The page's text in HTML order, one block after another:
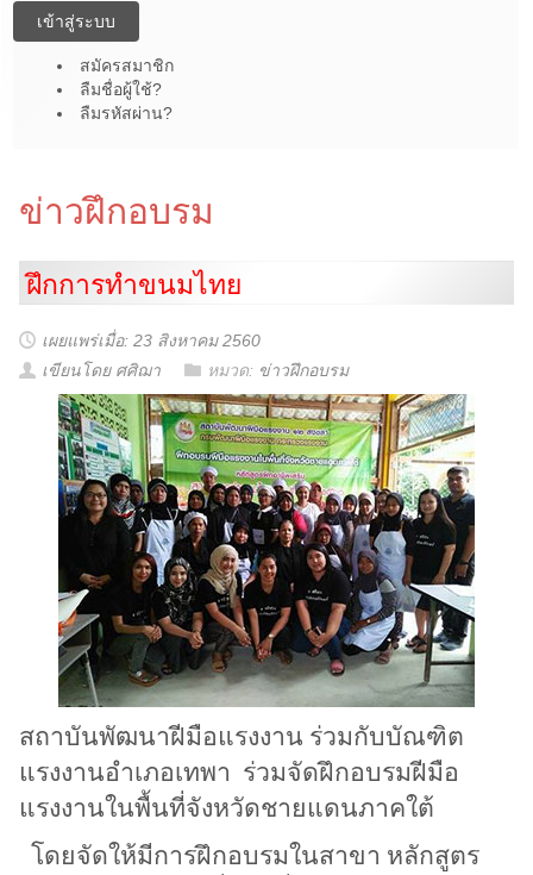
เข้าสู่ระบบ
สมัครสมาชิก
ลืมชื่อผู้ใช้?
ลืมรหัสผ่าน?
ข่าวฝึกอบรม
ฝึกการทำขนมไทย
เผยแพร่เมื่อ: 23 สิงหาคม 2560
เขียนโดย ศศิฌา
หมวด: ข่าวฝึกอบรม
สถาบันพัฒนาฝีมือแรงงาน ร่วมกับบัณฑิต
แรงงานอำเภอเทพา ร่วมจัดฝึกอบรมฝีมือ
แรงงานในพื้นที่จังหวัดชายแดนภาคใต้
โดยจัดให้มีการฝึกอบรมในสาขา หลักสูตร